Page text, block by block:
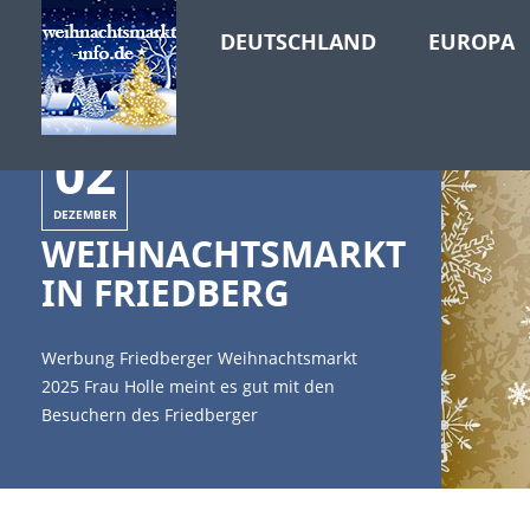
DEUTSCHLAND EUROPA
02
DEZEMBER
WEIHNACHTSMARKT
IN FRIEDBERG
Werbung Friedberger Weihnachtsmarkt
2025 Frau Holle meint es gut mit den
Besuchern des Friedberger